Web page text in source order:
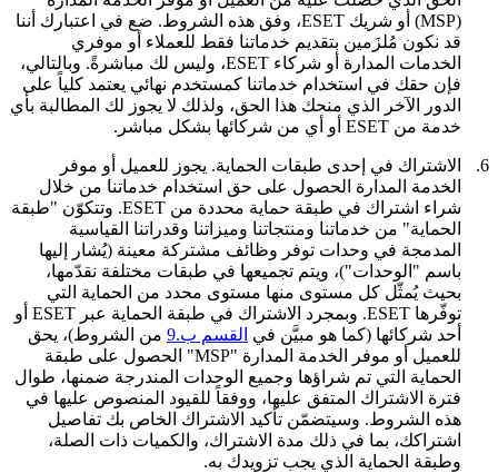
(MSP) أو شريك ESET، وفق هذه الشروط. ضع في اعتبارك أننا
قد نكون مُلزَمين بتقديم خدماتنا فقط للعملاء أو موفري
الخدمات المدارة أو شركاء ESET، وليس لك مباشرةً. وبالتالي،
فإن حقك في استخدام خدماتنا كمستخدم نهائي يعتمد كلياً على
الدور الآخر الذي منحك هذا الحق، ولذلك لا يجوز لك المطالبة بأي
خدمة من ESET أو أي من شركائها بشكل مباشر.
6. الاشتراك في إحدى طبقات الحماية. يجوز للعميل أو موفر
الخدمة المدارة الحصول على حق استخدام خدماتنا من خلال
شراء اشتراك في طبقة حماية محددة من ESET. وتتكوّن "
طبقة
الحماية" من خدماتنا ومنتجاتنا وميزاتنا وقدراتنا القياسية
المدمجة في وحدات توفر وظائف مشتركة معينة (يُشار إليها
باسم " الوحدات")، ويتم تجميعها في طبقات مختلفة نقدّمها،
بحيث يُمثّل كل مستوى منها مستوى محدد من الحماية التي
توفّرها ESET. وبمجرد الاشتراك في طبقة الحماية عبر ESET أو
أحد شركائها (كما هو مبيَّن في القسم ب.9
من الشروط)، يحق
للعميل أو موفر الخدمة المدارة "MSP" الحصول على طبقة
الحماية التي تم شراؤها وجميع الوحدات المندرجة ضمنها، طوال
فترة الاشتراك المتفق عليها، ووفقاً للقيود المنصوص عليها في
هذه الشروط. وسيتضمّن تأكيد الاشتراك الخاص بك تفاصيل
اشتراكك، بما في ذلك مدة الاشتراك، والكميات ذات الصلة،
وطبقة الحماية الذي يجب تزويدك به.